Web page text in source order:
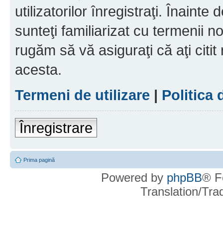
utilizatorilor înregistraţi. Înainte
sunteţi familiarizat cu termenii
rugăm să vă asiguraţi că aţi
acesta.
Termeni de utilizare | Politica
Înregistrare
Prima pagină
Powered by phpBB®
Translation/